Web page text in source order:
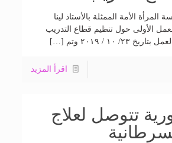
الأمة الممثلة بالأستاذ لينا
الأولى حول تنظيم قطاع التدريب
١٠ / ٢٠١٩ وتم […]
اقرأ المزيد
تتوصل لعلاج